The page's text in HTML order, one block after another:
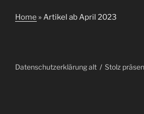
Home » Artikel ab April 2023
Datenschutzerklärung alt Stolz